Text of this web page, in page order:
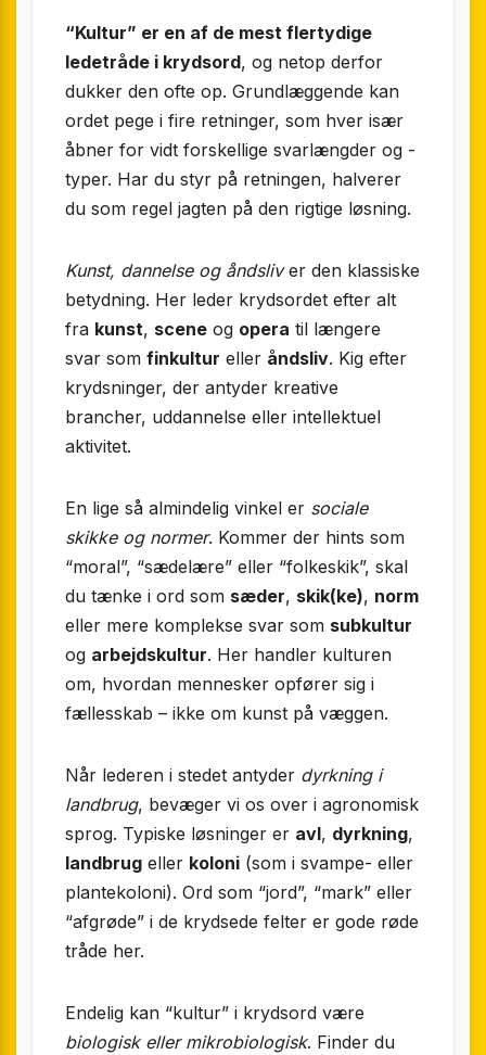
“Kultur” er en af de mest flertydige
ledetråde i krydsord, og netop derfor
dukker den ofte op. Grundlæggende kan
ordet pege i fire retninger, som hver især
åbner for vidt forskellige svarlængder og -
typer. Har du styr på retningen, halverer
du som regel jagten på den rigtige løsning.
Kunst, dannelse og åndsliver den klassiske
betydning. Her leder krydsordet efter alt
fra kunst, scene og opera til længere
svar som finkultur eller åndsliv. Kig efter
krydsninger, der antyder kreative
brancher, uddannelse eller intellektuel
aktivitet.
En lige så almindelig vinkel er sociale
skikke og normer. Kommer der hints som
“moral”, “sædelære” eller “folkeskik”, skal
du tænke i ord som sæder, skik(ke), norm
eller mere komplekse svar som subkultur
og arbejdskultur. Her handler kulturen
om, hvordan mennesker opfører sig i
fællesskab – ikke om kunst på væggen.
Når lederen i stedet antyder dyrkning i
landbrug, bevæger vi os over i agronomisk
sprog. Typiske løsninger er avl, dyrkning,
landbrug eller koloni (som i svampe- eller
plantekoloni). Ord som “jord”, “mark” eller
“afgrøde” i de krydsede felter er gode røde
tråde her.
Endelig kan “kultur” i krydsord være
biologisk eller mikrobiologisk. Finder du